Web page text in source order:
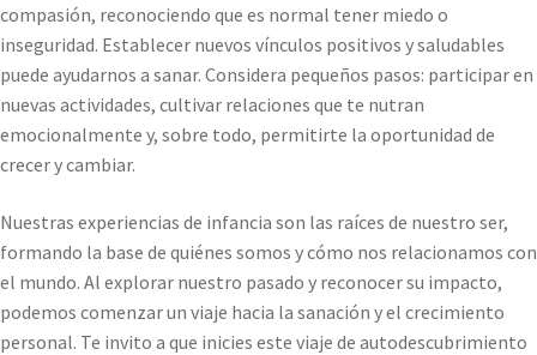
compasión, reconociendo que es normal tener miedo o
inseguridad. Establecer nuevos vínculos positivos y saludables
puede ayudarnos a sanar. Considera pequeños pasos: participar en
nuevas actividades, cultivar relaciones que te nutran
emocionalmente y, sobre todo, permitirte la oportunidad de
crecer y cambiar.
Nuestras experiencias de infancia son las raíces de nuestro ser,
formando la base de quiénes somos y cómo nos relacionamos con
el mundo. Al explorar nuestro pasado y reconocer su impacto,
podemos comenzar un viaje hacia la sanación y el crecimiento
personal. Te invito a que inicies este viaje de autodescubrimiento